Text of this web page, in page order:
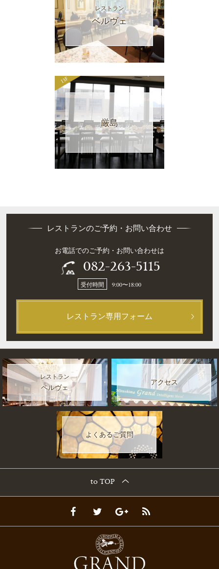
レストラン
ベルヴェ
13F
厳島
レストランのご予約・お問い合わせ
お電話でのご予約・お問い合わせは
082-263-5115
受付時間 9:00〜18:00
レストラン専用フォーム
レストラン
ベルヴェ
アクセス
よくあるご質問
to TOP